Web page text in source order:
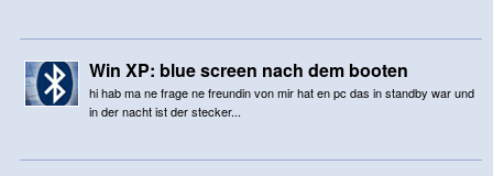
Win XP: blue screen nach dem booten
hi hab ma ne frage ne freundin von mir hat en pc das in standby war und
in der nacht ist der stecker...